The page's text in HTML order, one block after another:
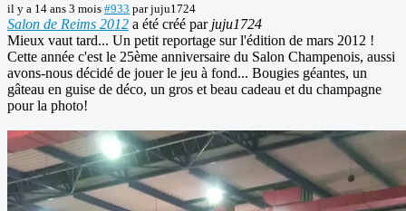
il y a 14 ans 3 mois #933 parjuju1724
Salon de Reims 2012 a été créé par juju1724
Mieux vaut tard... Un petit reportage sur l'édition de mars 2012 !
Cette année c'est le 25ème anniversaire du Salon Champenois, aussi
avons-nous décidé de jouer le jeu à fond... Bougies géantes, un
gâteau en guise de déco, un gros et beau cadeau et du champagne
pour la photo!